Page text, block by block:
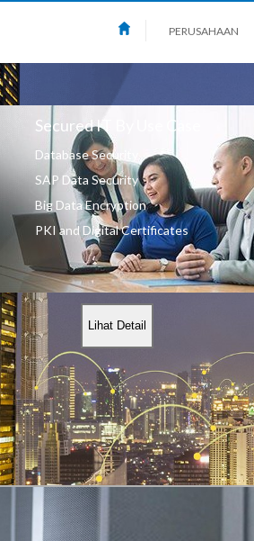
PERUSAHAAN
JARINGAN
Infrastruktur jaringan kami
kebutuhan bisnis Anda.
Lihat Detail